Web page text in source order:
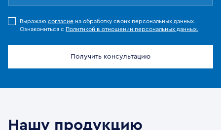
Выражаю согласие на обработку своих персональных данных.
Ознакомиться с Политикой в отношении персональных данных.
Получить консультацию
Нашу продукцию